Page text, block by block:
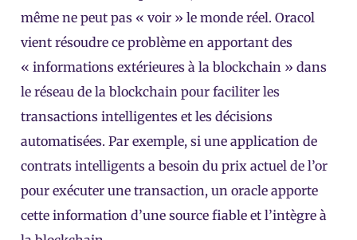
même ne peut pas « voir » le monde réel. Oracol
vient résoudre ce problème en apportant des
« informations extérieures à la blockchain » dans
le réseau de la blockchain pour faciliter les
transactions intelligentes et les décisions
automatisées. Par exemple, si une application de
contrats intelligents a besoin du prix actuel de l’or
pour exécuter une transaction, un oracle apporte
cette information d’une source fiable et l’intègre à